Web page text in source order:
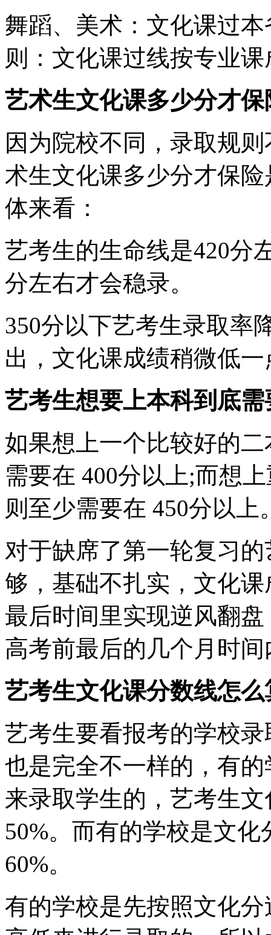
舞蹈、美术：文化课过
则：文化课过线按专业
艺术生文化课多少分才保
因为院校不同，录取规
术生文化课多少分才保
体来看：
艺考生的生命线是420分
分左右才会稳录。
350分以下艺考生录取率
出，文化课成绩稍微低
艺考生想要上本科到底
如果想上一个比较好的
需要在 400分以上;而想
则至少需要在 450分以上
对于缺席了第一轮复习
够，基础不扎实，文化
最后时间里实现逆风翻
高考前最后的几个月时
艺考生文化课分数线怎么
艺考生要看报考的学校
也是完全不一样的，有
来录取学生的，艺考生
50%。而有的学校是文
60%。
有的学校是先按照文化